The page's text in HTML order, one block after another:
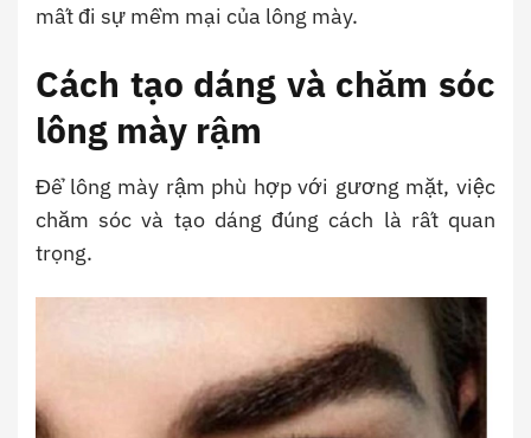
mất đi sự mềm mại của lông mày.
Cách tạo dáng và chăm sóc
lông mày rậm
Để lông mày rậm phù hợp với gương mặt, việc
chăm sóc và tạo dáng đúng cách là rất quan
trọng.